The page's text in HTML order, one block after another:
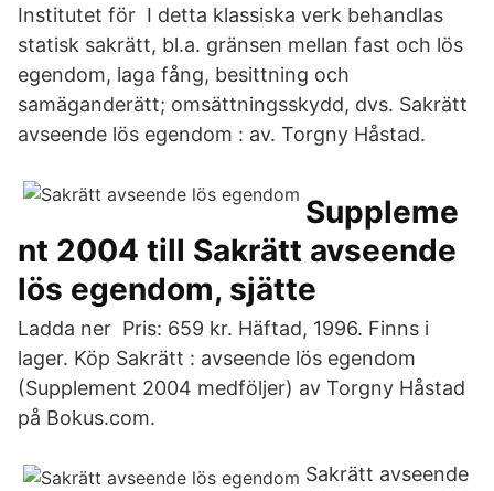
Institutet för I detta klassiska verk behandlas
statisk sakrätt, bl.a. gränsen mellan fast och lös
egendom, laga fång, besittning och
samäganderätt; omsättningsskydd, dvs. Sakrätt
avseende lös egendom : av. Torgny Håstad.
Suppleme
nt 2004 till Sakrätt avseende
lös egendom, sjätte
Ladda ner Pris: 659 kr. Häftad, 1996. Finns i
lager. Köp Sakrätt : avseende lös egendom
(Supplement 2004 medföljer) av Torgny Håstad
på Bokus.com.
Sakrätt avseende